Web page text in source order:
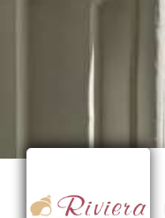
Всички останали